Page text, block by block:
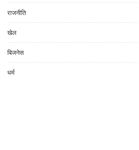
राजनीति
खेल
बिजनेस
धर्म